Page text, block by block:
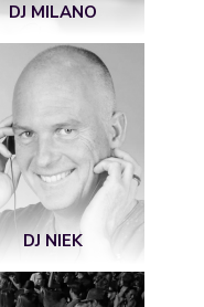
DJ MILANO
DJ NIEK